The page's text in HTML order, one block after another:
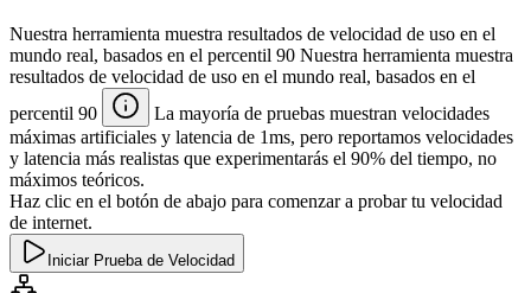
Nuestra herramienta muestra resultados de velocidad de uso en el
mundo real, basados en el percentil 90 Nuestra herramienta muestra
resultados de velocidad de uso en el mundo real, basados en el
percentil 90
La mayoría de pruebas muestran velocidades
máximas artificiales y latencia de 1ms, pero reportamos velocidades
y latencia más realistas que experimentarás el 90% del tiempo, no
máximos teóricos.
Haz clic en el botón de abajo para comenzar a probar tu velocidad
de internet.
Iniciar Prueba de Velocidad